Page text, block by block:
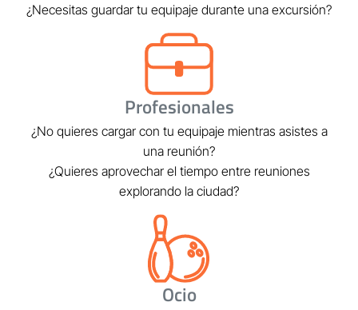
¿Necesitas guardar tu equipaje durante una excursión?
Profesionales
¿No quieres cargar con tu equipaje mientras asistes a
una reunión?
¿Quieres aprovechar el tiempo entre reuniones
explorando la ciudad?
Ocio